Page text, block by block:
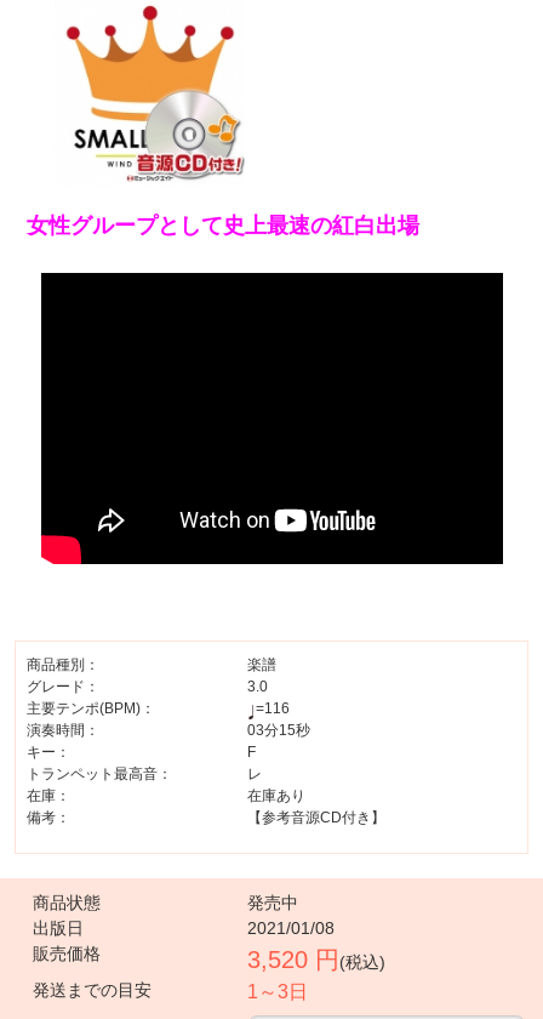
女性グループとして史上最速の紅白出場
商品種別：
楽譜
グレード：
3.0
主要テンポ(BPM)：
=116
演奏時間：
03分15秒
キー：
F
トランペット最高音：
レ
在庫：
在庫あり
備考：
【参考音源CD付き】
商品状態
発売中
出版日
2021/01/08
販売価格
3,520 円 (税込)
発送までの目安
1～3日